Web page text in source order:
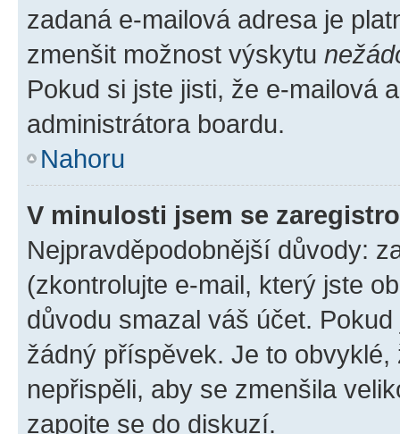
zadaná e-mailová adresa je
zmenšit možnost výskytu
Pokud si jste jisti, že e-mailová
administrátora boardu.
Nahoru
V minulosti jsem se
Nejpravděpodobnější důvody:
(zkontrolujte e-mail, který jste
důvodu smazal váš účet.
žádný příspěvek. Je to
nepřispěli, aby se zmenšila
zapojte se do diskuzí.